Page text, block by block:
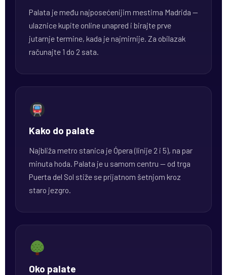
Palata je među najposećenijim mestima Madrida —
ulaznice kupite online unapred i birajte prve
jutarnje termine, kada je najmirnije. Za obilazak
računajte 1 do 2 sata.
Kako do palate
Najbliža metro stanica je Ópera (linije 2 i 5), na par
minuta hoda. Palata je u samom centru — od trga
Puerta del Sol stiže se prijatnom šetnjom kroz
staro jezgro.
Oko palate